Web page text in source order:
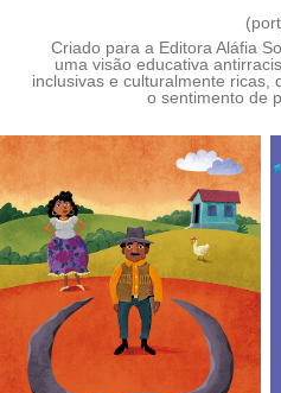
(port
Criado para a Editora Aláfia
uma visão educativa
inclusivas e culturalmente ricas,
o sentimento de